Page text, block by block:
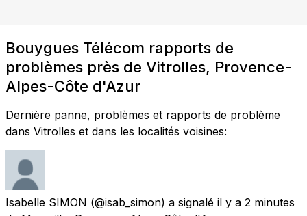
Bouygues Télécom rapports de
problèmes près de Vitrolles, Provence-
Alpes-Côte d'Azur
Dernière panne, problèmes et rapports de problème
dans Vitrolles et dans les localités voisines:
Isabelle SIMON (@isab_simon) a signalé il y a 2 minutes